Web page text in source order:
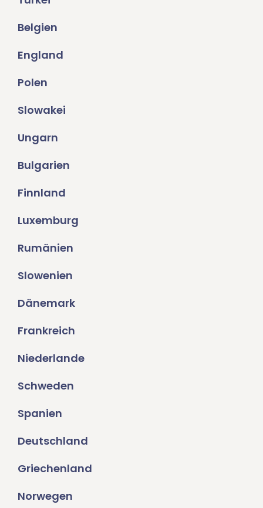
Belgien
England
Polen
Slowakei
Ungarn
Bulgarien
Finnland
Luxemburg
Rumänien
Slowenien
Dänemark
Frankreich
Niederlande
Schweden
Spanien
Deutschland
Griechenland
Norwegen